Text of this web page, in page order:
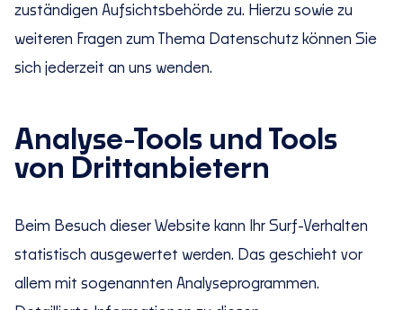
zuständigen Aufsichtsbehörde zu. Hierzu sowie zu
weiteren Fragen zum Thema Datenschutz können Sie
sich jederzeit an uns wenden.
Analyse-Tools und Tools
von Drittanbietern
Beim Besuch dieser Website kann Ihr Surf-Verhalten
statistisch ausgewertet werden. Das geschieht vor
allem mit sogenannten Analyseprogrammen.